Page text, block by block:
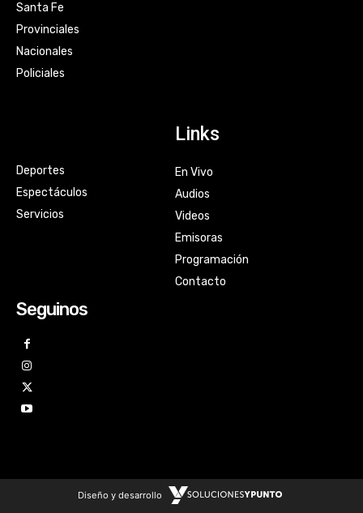
Santa Fe
Provinciales
Nacionales
Policiales
Deportes
Espectáculos
Servicios
Links
En Vivo
Audios
Videos
Emisoras
Programación
Contacto
Seguinos
Diseño y desarrollo